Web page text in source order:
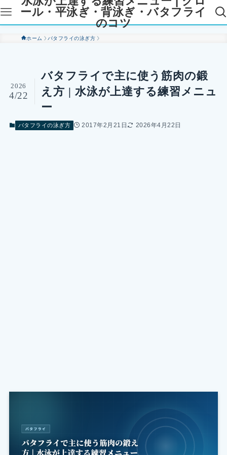
ール・平泳ぎ・背泳ぎ・バタフライ
のコツ
ホーム バタフライの泳ぎ方
バタフライで主に使う筋肉の鍛
え方 | 水泳が上達する練習メニュ
ー
2026
4/22
バタフライの泳ぎ方 2017年2月21日 2026年4月22日